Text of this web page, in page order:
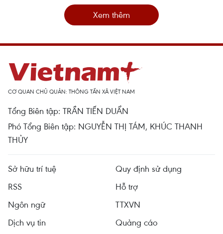
Xem thêm
CƠ QUAN CHỦ QUẢN: THÔNG TẤN XÃ VIỆT NAM
Tổng Biên tập: TRẦN TIẾN DUẨN
Phó Tổng Biên tập: NGUYỄN THỊ TÁM, KHÚC THANH
THỦY
Sở hữu trí tuệ
Quy định sử dụng
RSS
Hỗ trợ
Ngôn ngữ
TTXVN
Dịch vụ tin
Quảng cáo